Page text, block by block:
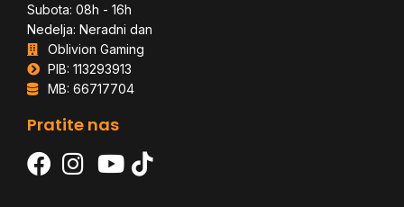
Subota: 08h - 16h
Nedelja: Neradni dan
Oblivion Gaming
PIB: 113293913
MB: 66717704
Pratite nas